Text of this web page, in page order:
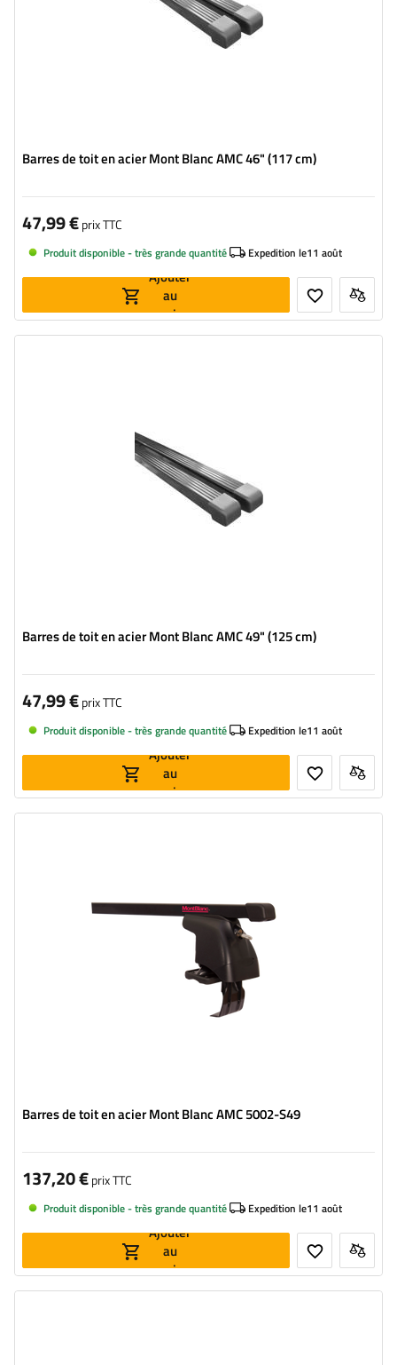
Barres de toit en acier Mont Blanc AMC 46" (117 cm)
47,99 €prix TTC
Produit disponible - très grande quantité Expedition le11 août
Ajouter
au
panier
Barres de toit en acier Mont Blanc AMC 49" (125 cm)
47,99 €prix TTC
Produit disponible - très grande quantité Expedition le11 août
Ajouter
au
panier
Barres de toit en acier Mont Blanc AMC 5002-S49
137,20 €prix TTC
Produit disponible - très grande quantité Expedition le11 août
Ajouter
au
panier